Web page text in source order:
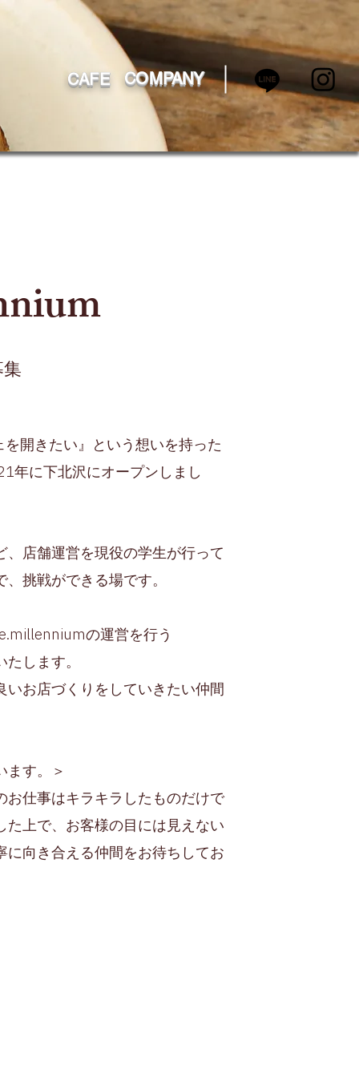
CAFE COMPANY
開きたい』という想いを持った
年に下北沢にオープンしまし
店舗運営を現役の学生が行って
挑戦ができる場です。
の運営を行う
します。
いお店づくりをしていきたい仲間
ます。＞
お仕事はキラキラしたものだけで
た上で、お客様の目には見えない
に向き合える仲間をお待ちしてお